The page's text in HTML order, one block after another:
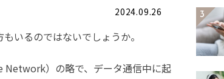
2024.09.26
いるのではないでしょうか。
Network）の略で、データ通信中に起